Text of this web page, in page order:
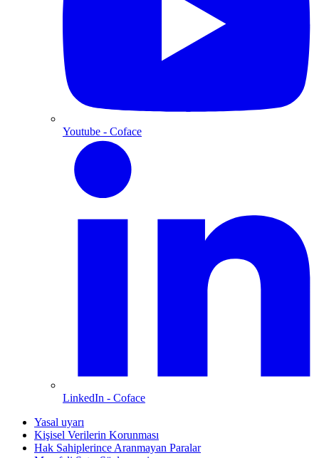
Youtube - Coface
LinkedIn - Coface
Yasal uyarı
Kişisel Verilerin Korunması
Hak Sahiplerince Aranmayan Paralar